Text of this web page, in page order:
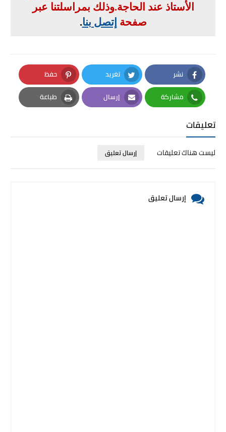
الأستاذ عند الحاجة.وذلك بمراسلتنا عبر
صفحة إتصل بنا.
نشر
Facebook
تغريد
Twitter
حفظ
Pinterest
مشاركة
Whatsapp
إرسال
Email
طباعة
Print
تعليقات
ليست هناك تعليقات إرسال تعليق
إرسال تعليق